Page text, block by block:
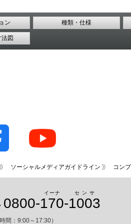
ン 種類・仕様
図
ソーシャルメディアガイドライン コン
0800-170
イーナ
-1003
センサ
時間：9:00～17:30）